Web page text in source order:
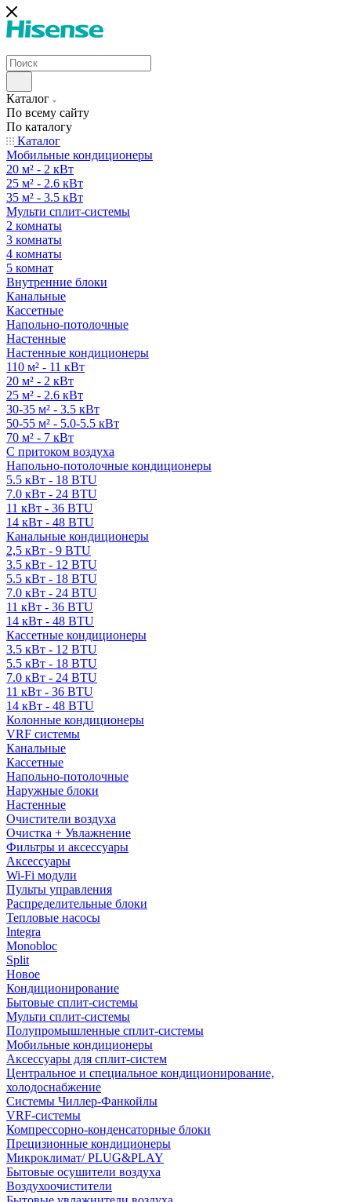
Каталог
По всему сайту
По каталогу
Каталог
Мобильные кондиционеры
20 м² - 2 кВт
25 м² - 2.6 кВт
35 м² - 3.5 кВт
Мульти сплит-системы
2 комнаты
3 комнаты
4 комнаты
5 комнат
Внутренние блоки
Канальные
Кассетные
Напольно-потолочные
Настенные
Настенные кондиционеры
110 м² - 11 кВт
20 м² - 2 кВт
25 м² - 2.6 кВт
30-35 м² - 3.5 кВт
50-55 м² - 5.0-5.5 кВт
70 м² - 7 кВт
С притоком воздуха
Напольно-потолочные кондиционеры
5.5 кВт - 18 BTU
7.0 кВт - 24 BTU
11 кВт - 36 BTU
14 кВт - 48 BTU
Канальные кондиционеры
2,5 кВт - 9 BTU
3.5 кВт - 12 BTU
5.5 кВт - 18 BTU
7.0 кВт - 24 BTU
11 кВт - 36 BTU
14 кВт - 48 BTU
Кассетные кондиционеры
3.5 кВт - 12 BTU
5.5 кВт - 18 BTU
7.0 кВт - 24 BTU
11 кВт - 36 BTU
14 кВт - 48 BTU
Колонные кондиционеры
VRF системы
Канальные
Кассетные
Напольно-потолочные
Наружные блоки
Настенные
Очистители воздуха
Очистка + Увлажнение
Фильтры и аксессуары
Аксессуары
Wi-Fi модули
Пульты управления
Распределительные блоки
Тепловые насосы
Integra
Monobloc
Split
Новое
Кондиционирование
Бытовые сплит-системы
Мульти сплит-системы
Полупромышленные сплит-системы
Мобильные кондиционеры
Аксессуары для сплит-систем
Центральное и специальное кондиционирование,
холодоснабжение
Системы Чиллер-Фанкойлы
VRF-системы
Компрессорно-конденсаторные блоки
Прецизионные кондиционеры
Микроклимат/ PLUG&PLAY
Бытовые осушители воздуха
Воздухоочистители